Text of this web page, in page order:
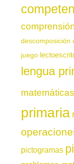
descomposición
juego
lengua
matemáticas
primaria
pictogramas